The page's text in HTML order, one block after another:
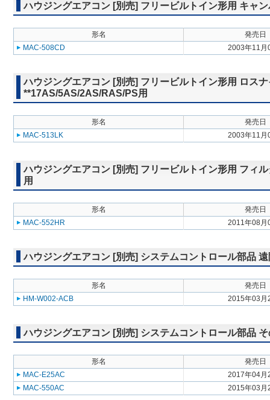
ハウジングエアコン [別売] フリービルトイン形用 キャ
形名
発売日
MAC-508CD
2003年11月
ハウジングエアコン [別売] フリービルトイン形用 ロス
**17AS/5AS/2AS/RAS/PS用
形名
発売日
MAC-513LK
2003年11月
ハウジングエアコン [別売] フリービルトイン形用 フィ
用
形名
発売日
MAC-552HR
2011年08月
ハウジングエアコン [別売] システムコントロール部品
形名
発売日
HM-W002-ACB
2015年03月
ハウジングエアコン [別売] システムコントロール部品
形名
発売日
MAC-E25AC
2017年04月
MAC-550AC
2015年03月